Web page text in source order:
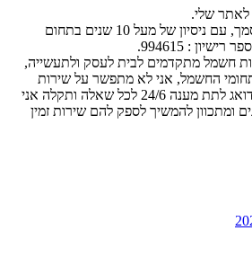
לאתר שלי.
אני עמית מתן חשמלאי מוסמך, עם ניסיון של מעל 10 שנים בתחום
: 994615.
חשמל מתקדמים לבית לעסק ולתעשייה,
החשמל, אני לא מתפשר על שירות
ומקצועיות עבור לקוחותיי ודואג לתת מענה 24/6 לכל שאלה ותקלה אני
ומתכוון להמשיך לספק להם שירות זמין